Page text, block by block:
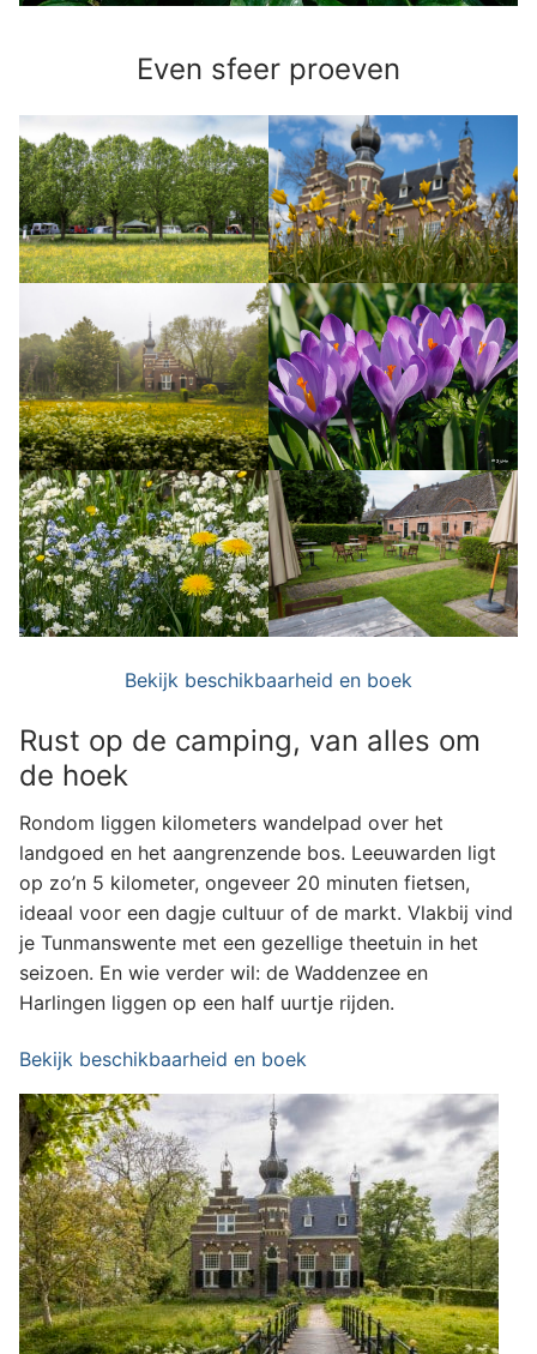
Even sfeer proeven
Bekijk beschikbaarheid en boek
Rust op de camping, van alles om
de hoek
Rondom liggen kilometers wandelpad over het
landgoed en het aangrenzende bos. Leeuwarden ligt
op zo’n 5 kilometer, ongeveer 20 minuten fietsen,
ideaal voor een dagje cultuur of de markt. Vlakbij vind
je Tunmanswente met een gezellige theetuin in het
seizoen. En wie verder wil: de Waddenzee en
Harlingen liggen op een half uurtje rijden.
Bekijk beschikbaarheid en boek